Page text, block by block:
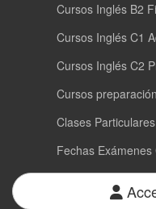
Cursos Inglés B2
Cursos Inglés C1
Cursos Inglés C2
Cursos
Clases
Fechas